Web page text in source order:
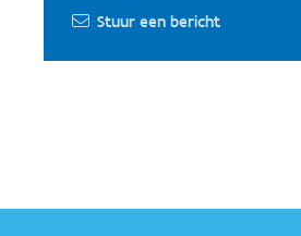
Stuur een bericht